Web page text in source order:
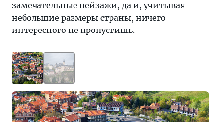
замечательные пейзажи, да и, учитывая
небольшие размеры страны, ничего
интересного не пропустишь.